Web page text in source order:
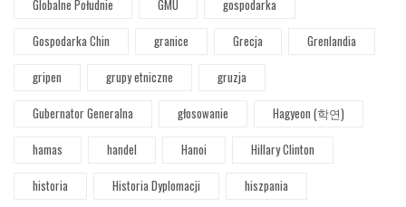
Globalne Południe
GMU
gospodarka
Gospodarka Chin
granice Grecja
Grenlandia
gripen
grupy etniczne
gruzja
Gubernator Generalna
głosowanie
Hagyeon (학연)
hamas
handel Hanoi
Hillary Clinton
historia
Historia Dyplomacji
hiszpania